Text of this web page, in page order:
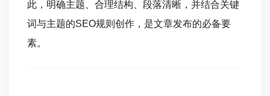
此，明确主题、合理结构、段落清晰，并结合关键
词与主题的SEO规则创作，是文章发布的必备要
素。